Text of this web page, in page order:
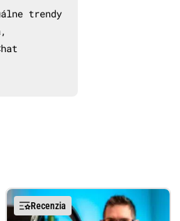
trendy
Recenzia